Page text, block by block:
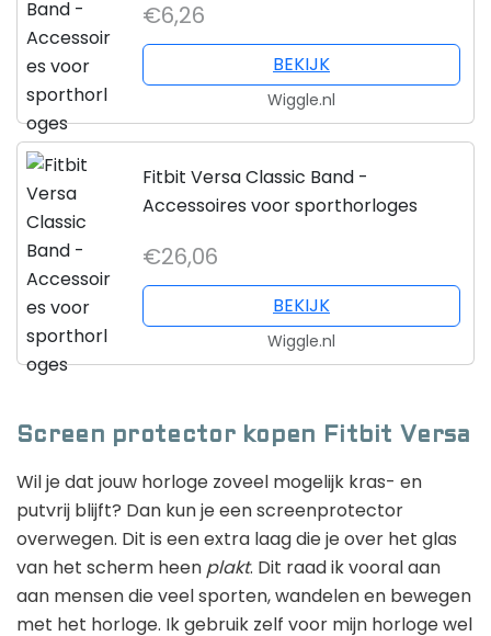
€6,26
BEKIJK
Wiggle.nl
Fitbit Versa Classic Band -
Accessoires voor sporthorloges
€26,06
BEKIJK
Wiggle.nl
Screen protector kopen Fitbit Versa
Wil je dat jouw horloge zoveel mogelijk kras- en
putvrij blijft? Dan kun je een screenprotector
overwegen. Dit is een extra laag die je over het glas
van het scherm heen plakt. Dit raad ik vooral aan
aan mensen die veel sporten, wandelen en bewegen
met het horloge. Ik gebruik zelf voor mijn horloge wel